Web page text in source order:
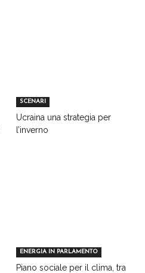
SCENARI
Ucraina una strategia per
l’inverno
ENERGIA IN PARLAMENTO
Piano sociale per il clima, tra